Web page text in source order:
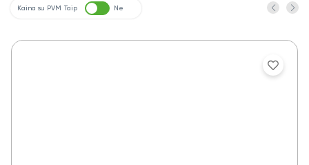
Kaina su PVM Taip Ne